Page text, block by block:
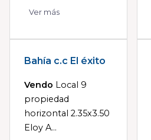
Ver más
Bahía c.c El éxito
Vendo Local 9
propiedad
horizontal 2.35x3.50
Eloy A...